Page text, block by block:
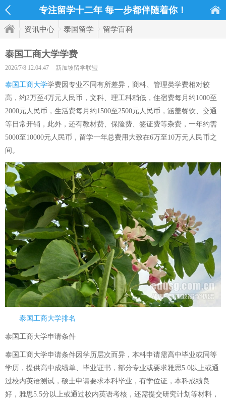
专注留学十二年 每一步都伴随着你！
资讯中心 泰国留学 留学百科
泰国工商大学学费
2026/7/8 12:04:47 新加坡留学联盟
泰国工商大学学费因专业不同有所差异，商科、管理类学费相对较
高，约2万至4万元人民币，文科、理工科稍低，住宿费每月约1000至
2000元人民币，生活费每月约1500至2500元人民币，涵盖餐饮、交通
等日常开销，此外，还有教材费、保险费、签证费等杂费，一年约需
5000至10000元人民币，留学一年总费用大致在6万至10万元人民币之
间。
泰国工商大学排名
泰国工商大学申请条件
泰国工商大学申请条件因学历层次而异，本科申请需高中毕业或同等
学历，提供高中成绩单、毕业证书，部分专业或要求雅思5.0以上或通
过校内英语测试，硕士申请要求本科毕业，有学位证，本科成绩良
好，雅思5.5分以上或通过校内英语考核，还需提交研究计划等材料，